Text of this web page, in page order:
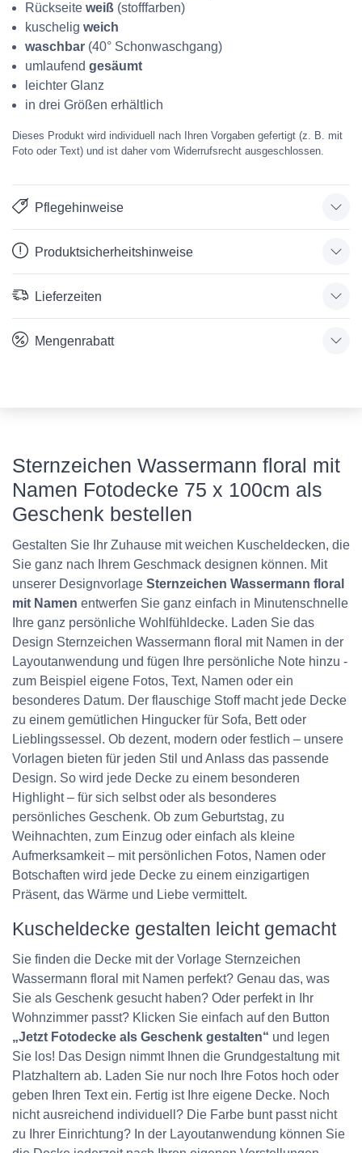
Rückseite weiß (stofffarben)
kuschelig weich
waschbar (40° Schonwaschgang)
umlaufend gesäumt
leichter Glanz
in drei Größen erhältlich
Dieses Produkt wird individuell nach Ihren Vorgaben gefertigt (z. B. mit
Foto oder Text) und ist daher vom Widerrufsrecht ausgeschlossen.
Pflegehinweise
Produktsicherheitshinweise
Lieferzeiten
Mengenrabatt
Sternzeichen Wassermann floral mit
Namen Fotodecke 75 x 100cm als
Geschenk bestellen
Gestalten Sie Ihr Zuhause mit weichen Kuscheldecken, die
Sie ganz nach Ihrem Geschmack designen können. Mit
unserer Designvorlage Sternzeichen Wassermann floral
mit Namen entwerfen Sie ganz einfach in Minutenschnelle
Ihre ganz persönliche Wohlfühldecke. Laden Sie das
Design Sternzeichen Wassermann floral mit Namen in der
Layoutanwendung und fügen Ihre persönliche Note hinzu -
zum Beispiel eigene Fotos, Text, Namen oder ein
besonderes Datum. Der flauschige Stoff macht jede Decke
zu einem gemütlichen Hingucker für Sofa, Bett oder
Lieblingssessel. Ob dezent, modern oder festlich – unsere
Vorlagen bieten für jeden Stil und Anlass das passende
Design. So wird jede Decke zu einem besonderen
Highlight – für sich selbst oder als besonderes
persönliches Geschenk. Ob zum Geburtstag, zu
Weihnachten, zum Einzug oder einfach als kleine
Aufmerksamkeit – mit persönlichen Fotos, Namen oder
Botschaften wird jede Decke zu einem einzigartigen
Präsent, das Wärme und Liebe vermittelt.
Kuscheldecke gestalten leicht gemacht
Sie finden die Decke mit der Vorlage Sternzeichen
Wassermann floral mit Namen perfekt? Genau das, was
Sie als Geschenk gesucht haben? Oder perfekt in Ihr
Wohnzimmer passt? Klicken Sie einfach auf den Button
„Jetzt Fotodecke als Geschenk gestalten“ und legen
Sie los! Das Design nimmt Ihnen die Grundgestaltung mit
Platzhaltern ab. Laden Sie nur noch Ihre Fotos hoch oder
geben Ihren Text ein. Fertig ist Ihre eigene Decke. Noch
nicht ausreichend individuell? Die Farbe bunt passt nicht
zu Ihrer Einrichtung? In der Layoutanwendung können Sie